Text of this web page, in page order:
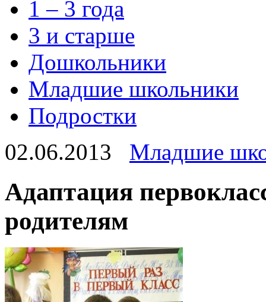
1 – 3 года
3 и старше
Дошкольники
Младшие школьники
Подростки
02.06.2013
Младшие
Адаптация
родителям